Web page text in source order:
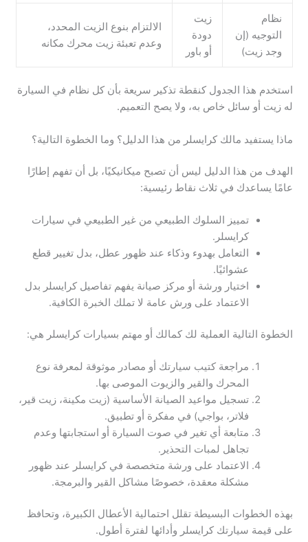
نظام
التوجيه (إن
وجد زيت)
زيت
دودة
أو باور
الالتزام بنوع الزيت المحدد،
وعدم تعبئة زيت محرك مكانه
استخدم هذا الجدول كنقطة تذكير سريعة بأن كل نظام في السيارة
له زيت أو سائل خاص به، ولا يصح التعميم.
ماذا يستفيد مالك كرايسلر من هذا الدليل؟ وما الخطوة التالية؟
الهدف من هذا الدليل ليس أن تصبح ميكانيكيًا، بل أن تفهم إطارًا
عامًا يساعدك في ثلاث نقاط رئيسية:
تمييز السلوك الطبيعي من غير الطبيعي في سيارات
كرايسلر.
التعامل بهدوء وذكاء عند ظهور عطل، بدل تغيير قطع
عشوائيًا.
اختيار ورشة أو مركز صيانة يفهم تفاصيل كرايسلر بدل
الاعتماد على ورش عامة لا تملك الخبرة الكافية.
الخطوة التالية العملية لك كمالك أو مهتم بسيارات كرايسلر هي:
مراجعة كتيب سيارتك أو مصادر موثوقة لمعرفة نوع
المحرك والقير والزيوت الموصى بها.
تسجيل مواعيد الصيانة الأساسية (زيت مكينة، زيت قير،
فلاتر، بواجي) في مفكرة أو تطبيق.
متابعة أي تغير في صوت السيارة أو استجابتها وعدم
تجاهل لمبات التحذير.
الاعتماد على ورشة متخصصة في كرايسلر عند ظهور
مشكلة معقدة، خصوصًا مشاكل القير والبرمجة.
بهذه الخطوات البسيطة تقلل احتمالية الأعطال الكبيرة، وتحافظ
على قيمة سيارتك كرايسلر وأدائها لفترة أطول.